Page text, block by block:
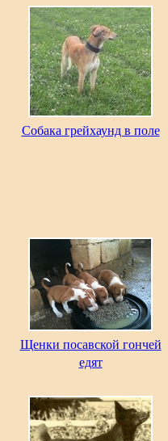
Собака грейхаунд в поле
Щенки посавской гончей
едят